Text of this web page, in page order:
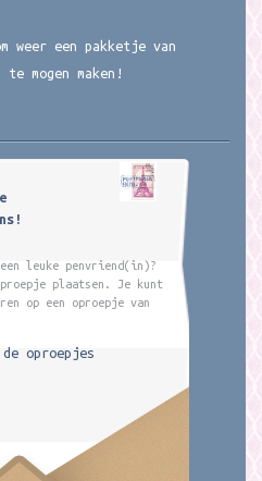
weer een pakketje van
mogen maken!
leuke penvriend(in)?
plaatsen. Je kunt
op een oproepje van
oproepjes